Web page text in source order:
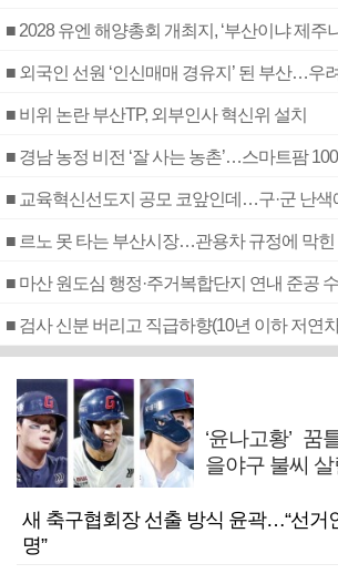
■ 2028 유엔 해양총회 개최지, ‘부산이냐 제주
■ 외국인 선원 ‘인신매매 경유지’ 된 부산…우
■ 비위 논란 부산TP, 외부인사 혁신위 설치
■ 경남 농정 비전 ‘잘 사는 농촌’…스마트팜
■ 교육혁신선도지 공모 코앞인데…구·군 난색
■ 르노 못 타는 부산시장…관용차 규정에 막힌
■ 마산 원도심 행정·주거복합단지 연내 준공
‘윤나고황’
을야구 불씨
새 축구협회장 선출 방식 윤곽…“선
명”